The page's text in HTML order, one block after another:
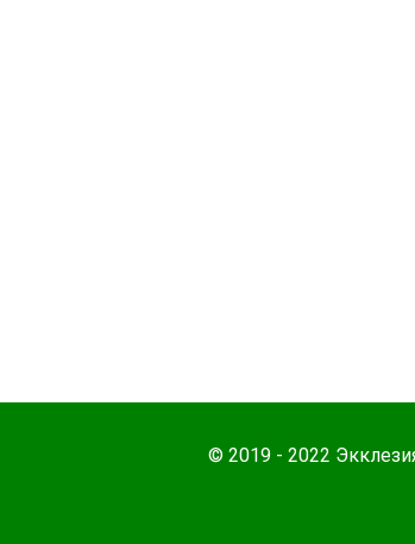
© 2019 - 2022